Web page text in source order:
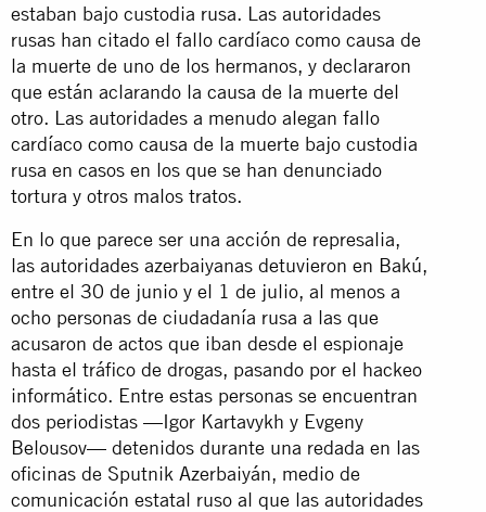
estaban bajo custodia rusa. Las autoridades
rusas han citado el fallo cardíaco como causa de
la muerte de uno de los hermanos, y declararon
que están aclarando la causa de la muerte del
otro. Las autoridades a menudo alegan fallo
cardíaco como causa de la muerte bajo custodia
rusa en casos en los que se han denunciado
tortura y otros malos tratos.
En lo que parece ser una acción de represalia,
las autoridades azerbaiyanas detuvieron en Bakú,
entre el 30 de junio y el 1 de julio, al menos a
ocho personas de ciudadanía rusa a las que
acusaron de actos que iban desde el espionaje
hasta el tráfico de drogas, pasando por el hackeo
informático. Entre estas personas se encuentran
dos periodistas —Igor Kartavykh y Evgeny
Belousov— detenidos durante una redada en las
oficinas de Sputnik Azerbaiyán, medio de
comunicación estatal ruso al que las autoridades